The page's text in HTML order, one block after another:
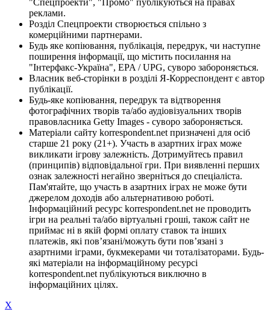
"Спецпроекти", "Промо" публікуються на правах
реклами.
Розділ Спецпроекти створюється спільно з
комерційними партнерами.
Будь яке копіювання, публікація, передрук, чи наступне
поширення інформації, що містить посилання на
"Інтерфакс-Україна", EPA / UPG, суворо забороняється.
Власник веб-сторінки в розділі Я-Корреспондент є автор
публікації.
Будь-яке копіювання, передрук та відтворення
фотографічних творів та/або аудіовізуальних творів
правовласника Getty Images - суворо забороняється.
Матеріали сайту korrespondent.net призначені для осіб
старше 21 року (21+). Участь в азартних іграх може
викликати ігрову залежність. Дотримуйтесь правил
(принципів) відповідальної гри. При виявленні перших
ознак залежності негайно зверніться до спеціаліста.
Пам'ятайте, що участь в азартних іграх не може бути
джерелом доходів або альтернативою роботі.
Інформаційний ресурс korrespondent.net не проводить
ігри на реальні та/або віртуальні гроші, також сайт не
приймає ні в якій формі оплату ставок та інших
платежів, які пов’язані/можуть бути пов’язані з
азартними іграми, букмекерами чи тоталізаторами. Будь-
які матеріали на інформаційному ресурсі
korrespondent.net публікуються виключно в
інформаційних цілях.
X